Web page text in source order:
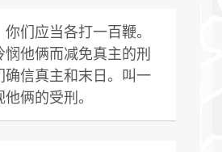
们应当各打一百鞭。
他俩而减免真主的刑
确信真主和末日。叫一
俩的受刑。